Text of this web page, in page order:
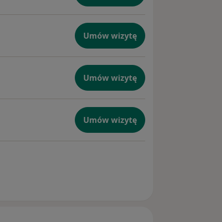
macicy
w tym
Umów wizytę
Umów wizytę
Umów wizytę